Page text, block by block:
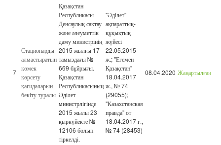
7
Стационарды
алмастыратын
көмек
көрсету
қағидаларын
бекіту туралы
Қазақстан
Республикасы
Денсаулық сақтау
және әлеуметтік
даму министрінің
2015 жылғы 17
тамыздағы №
669 бұйрығы.
Қазақстан
Республикасының
Әділет
министрлігінде
2015 жылы 23
қыркүйекте №
12106 болып
тіркелді.
"Әділет"
ақпараттық-
құқықтық
жүйесі
22.05.2015
ж.; "Егемен
Қазақстан"
18.04.2017
ж., № 74
(29055);
"Казахстанская
правда" от
18.04.2017 г.,
№ 74 (28453)
08.04.2020 Жаңартылған